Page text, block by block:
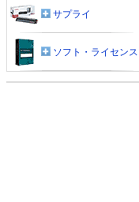
サプライ
ソフト・ライセンス